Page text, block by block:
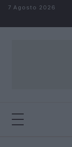
Salta al contenuto
7 Agosto 2026